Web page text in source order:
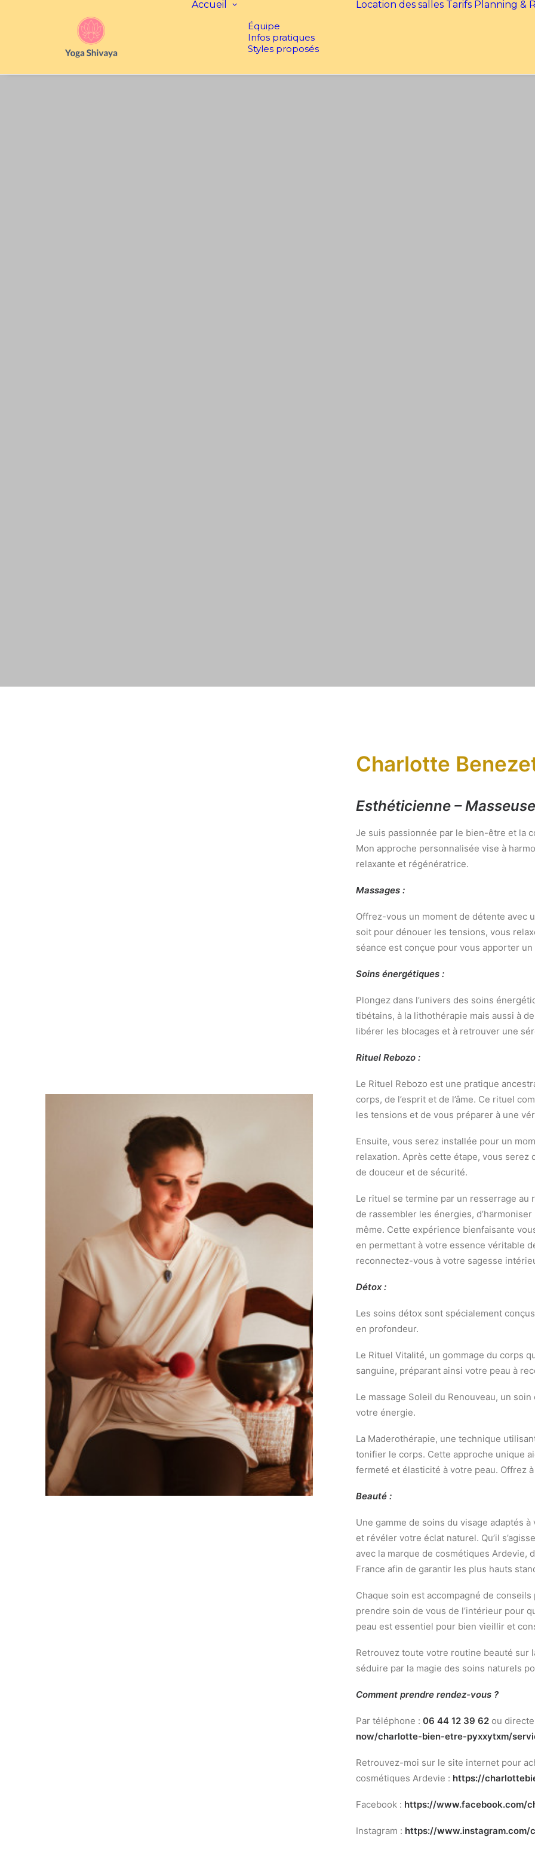
Accueil
Équipe
Infos pratiques
Styles proposés
Location des salles Tarifs Planning &
Charlotte
Esthéticienne –
Je suis passionnée par le bien-être et la
Mon approche personnalisée vise à
relaxante et régénératrice.
Massages :
Offrez-vous un moment de détente avec
soit pour dénouer les tensions, vous
séance est conçue pour vous apporter
Soins énergétiques :
Plongez dans l’univers des soins
tibétains, à la lithothérapie mais aussi à
libérer les blocages et à retrouver une
Rituel Rebozo :
Le Rituel Rebozo est une pratique
corps, de l’esprit et de l’âme. Ce rituel
les tensions et de vous préparer à une
Ensuite, vous serez installée pour un
relaxation. Après cette étape, vous
de douceur et de sécurité.
Le rituel se termine par un resserrage
de rassembler les énergies,
même. Cette expérience bienfaisante
en permettant à votre essence véritable
reconnectez-vous à votre sagesse
Détox :
Les soins détox sont spécialement
en profondeur.
Le Rituel Vitalité, un gommage du corps
sanguine, préparant ainsi votre peau à
Le massage Soleil du Renouveau, un
votre énergie.
La Maderothérapie, une technique
tonifier le corps. Cette approche unique
fermeté et élasticité à votre peau. Offrez
Beauté :
Une gamme de soins du visage adaptés
et révéler votre éclat naturel. Qu’il
avec la marque de cosmétiques Ardevie,
France afin de garantir les plus hauts
Chaque soin est accompagné de
prendre soin de vous de l’intérieur pour
peau est essentiel pour bien vieillir et
Retrouvez toute votre routine beauté
séduire par la magie des soins naturels
Comment prendre rendez-vous ?
Par téléphone : 06 44 12 39 62 ou
now/charlotte-bien-etre-pyxxytxm/
Retrouvez-moi sur le site internet pour
cosmétiques Ardevie : https://
Facebook : https://www.facebook.com/
Instagram : https://www.instagram.com/